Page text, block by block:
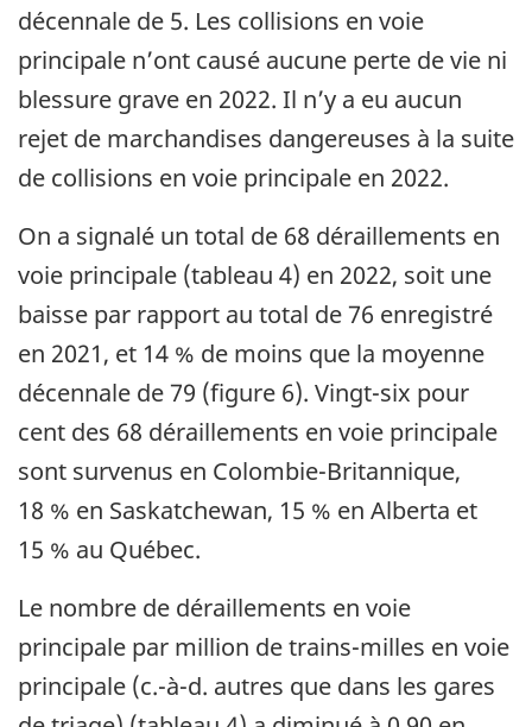
décennale de 5. Les collisions en voie
principale n’ont causé aucune perte de vie ni
blessure grave en 2022. Il n’y a eu aucun
rejet de marchandises dangereuses à la suite
de collisions en voie principale en 2022.
On a signalé un total de 68 déraillements en
voie principale (tableau 4) en 2022, soit une
baisse par rapport au total de 76 enregistré
en 2021, et 14 % de moins que la moyenne
décennale de 79 (figure 6). Vingt-six pour
cent des 68 déraillements en voie principale
sont survenus en Colombie-Britannique,
18 % en Saskatchewan, 15 % en Alberta et
15 % au Québec.
Le nombre de déraillements en voie
principale par million de trains-milles en voie
principale (c.-à-d. autres que dans les gares